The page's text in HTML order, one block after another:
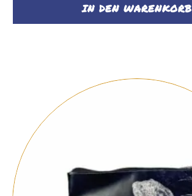
IN DEN WARENKORB